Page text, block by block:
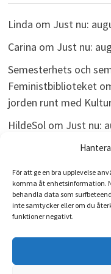
För att ge en bra upplevelse
komma åt enhetsinformation.
behandla data som
inte samtycker eller om du
funktioner negativt.
Linda om Just nu:
Carina om Just nu:
Semesterhets och
Feministbiblioteket
jorden runt med
HildeSolom Just nu:
om
ARKIV